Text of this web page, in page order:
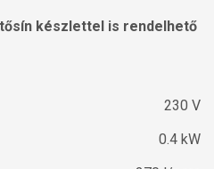
készlettel is rendelhető
230 V
0.4 kW